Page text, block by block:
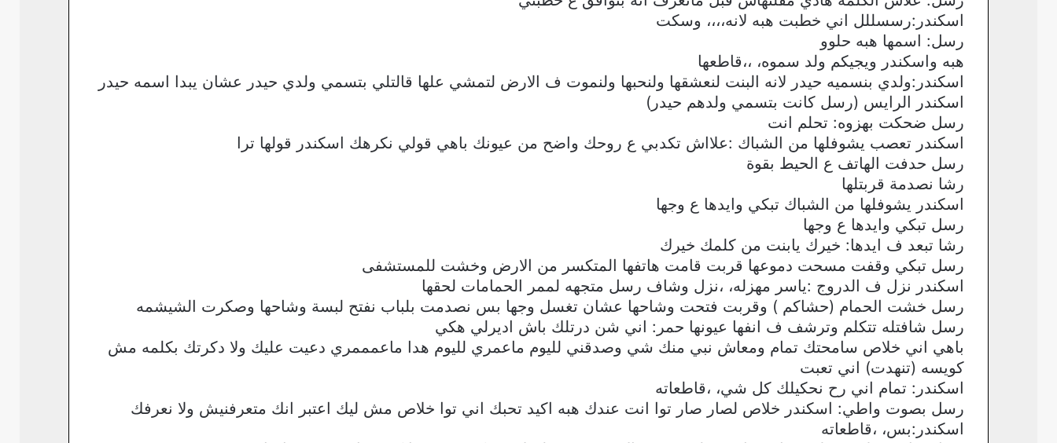
اسكندر:رسسللل اني خطبت هبه لانه،،،، وسكت
رسل: اسمها هبه حلوو
هبه واسكندر ويجيكم ولد سموه، ،،قاطعها
اسكندر:ولدي بنسميه حيدر لانه البنت لنعشقها ولنحبها ولنموت ف الارض لتمشي علها قالتلي بتسمي ولدي حيدر عشان يبدا اسمه حيدر
اسكندر الرايس (رسل كانت بتسمي ولدهم حيدر)
رسل ضحكت بهزوه: تحلم انت
اسكندر تعصب يشوفلها من الشباك :علااش تكدبي ع روحك واضح من عيونك باهي قولي نكرهك اسكندر قولها ترا
رسل حدفت الهاتف ع الحيط بقوة
رشا نصدمة قربتلها
اسكندر يشوفلها من الشباك تبكي وايدها ع وجها
رسل تبكي وايدها ع وجها
رشا تبعد ف ايدها: خيرك يابنت من كلمك خيرك
رسل تبكي وقفت مسحت دموعها قربت قامت هاتفها المتكسر من الارض وخشت للمستشفى
اسكندر نزل ف الدروج :ياسر مهزله، ،نزل وشاف رسل متجهه لممر الحمامات لحقها
رسل خشت الحمام (حشاكم ) وقربت فتحت وشاحها عشان تغسل وجها بس نصدمت بلباب نفتح لبسة وشاحها وصكرت الشيشمه
رسل شافتله تتكلم وترشف ف انفها عيونها حمر: اني شن درتلك باش اديرلي هكي
باهي اني خلاص سامحتك تمام ومعاش نبي منك شي وصدقني لليوم ماعمري لليوم هدا ماعمممري دعيت عليك ولا دكرتك بكلمه مش
كويسه (تنهدت) اني تعبت
اسكندر: تمام اني رح نحكيلك كل شي، ،قاطعاته
رسل بصوت واطي: اسكندر خلاص لصار صار توا انت عندك هبه اكيد تحبك اني توا خلاص مش ليك اعتبر انك متعرفنيش ولا نعرفك
اسكندر:بس، ،قاطعاته